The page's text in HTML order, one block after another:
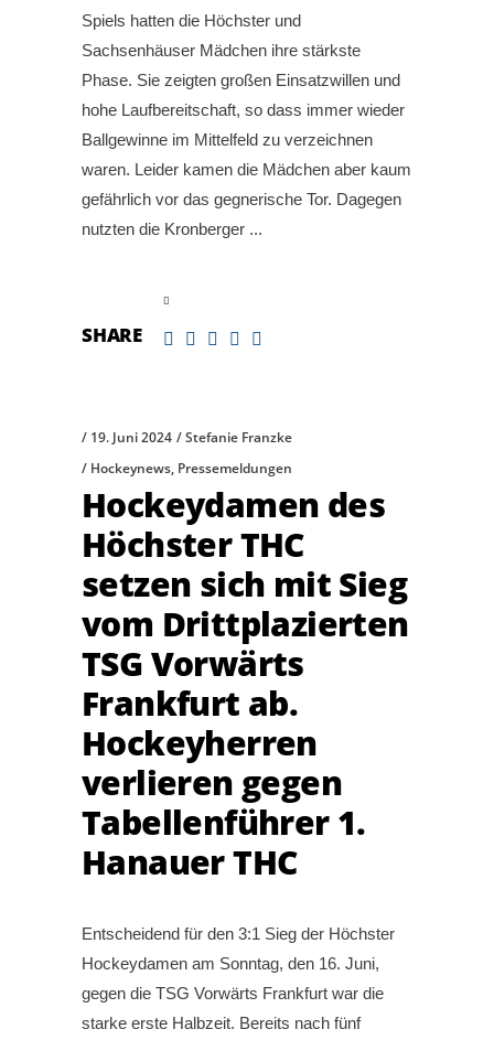
Spiels hatten die Höchster und
Sachsenhäuser Mädchen ihre stärkste
Phase. Sie zeigten großen Einsatzwillen und
hohe Laufbereitschaft, so dass immer wieder
Ballgewinne im Mittelfeld zu verzeichnen
waren. Leider kamen die Mädchen aber kaum
gefährlich vor das gegnerische Tor. Dagegen
nutzten die Kronberger
SHARE
19. Juni 2024
Stefanie Franzke
Hockeynews, Pressemeldungen
Hockeydamen des
Höchster THC
setzen sich mit Sieg
vom Drittplazierten
TSG Vorwärts
Frankfurt ab.
Hockeyherren
verlieren gegen
Tabellenführer 1.
Hanauer THC
Entscheidend für den 3:1 Sieg der Höchster
Hockeydamen am Sonntag, den 16. Juni,
gegen die TSG Vorwärts Frankfurt war die
starke erste Halbzeit. Bereits nach fünf